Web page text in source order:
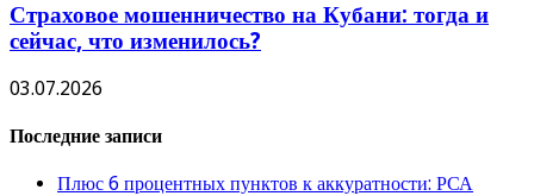
Страховое мошенничество на Кубани: тогда и
сейчас, что изменилось?
03.07.2026
Последние записи
Плюс 6 процентных пунктов к аккуратности: РСА